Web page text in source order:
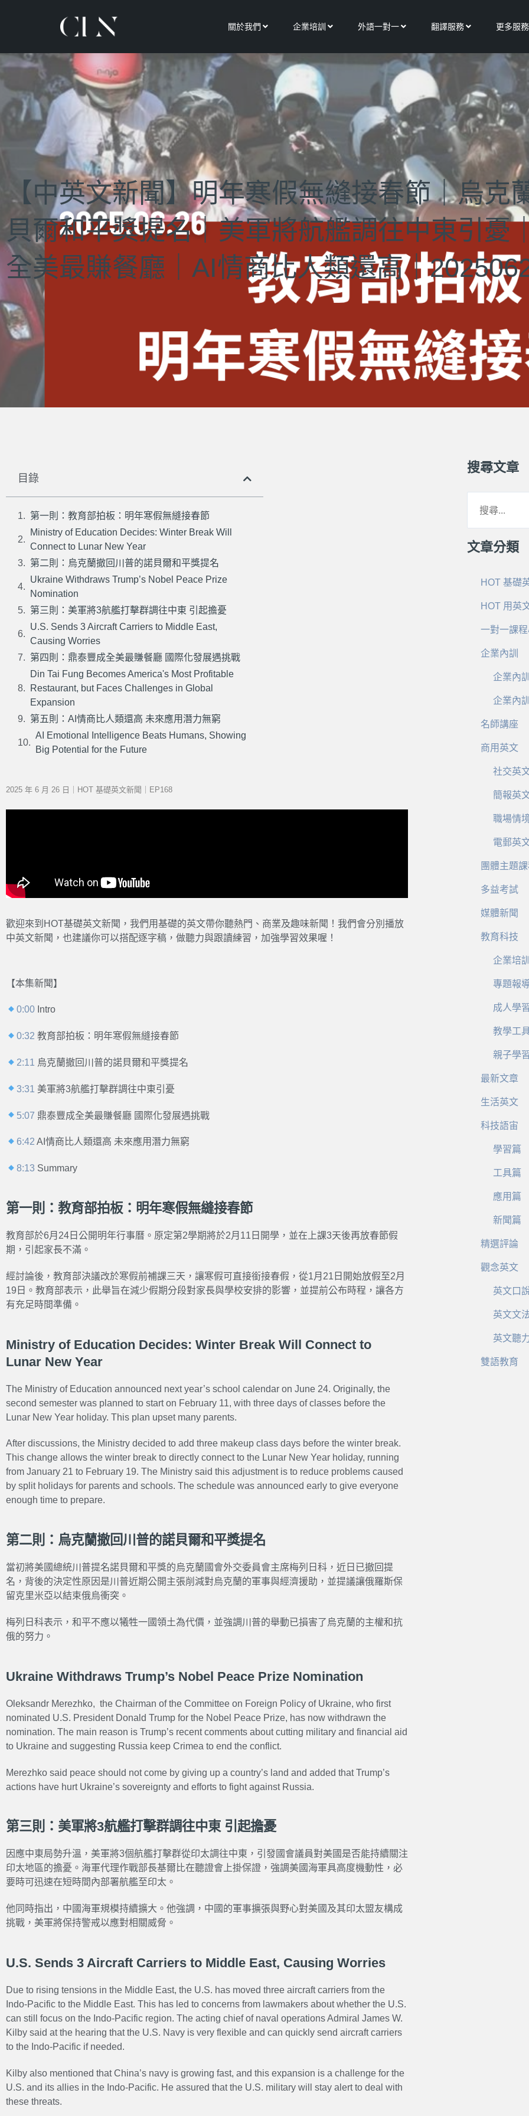
關於我們 Open 關於我們
企業培訓 Open 企業培訓
外語一對一Open 外語一對一
翻譯服務Open 翻譯服務
更多服務
【中英文新聞】明年寒假無縫接春節｜烏克
貝爾和平獎提名｜美軍將航艦調往中東引憂
全美最賺餐廳｜AI情商比人類還高｜
目錄
第一則：教育部拍板：明年寒假無縫接春節
Ministry of Education Decides: Winter Break Will
Connect to Lunar New Year
第二則：烏克蘭撤回川普的諾貝爾和平獎提名
Ukraine Withdraws Trump’s Nobel Peace Prize
Nomination
第三則：美軍將3航艦打擊群調往中東 引起擔憂
U.S. Sends 3 Aircraft Carriers to Middle East,
Causing Worries
第四則：鼎泰豐成全美最賺餐廳 國際化發展遇挑戰
Din Tai Fung Becomes America's Most Profitable
Restaurant, but Faces Challenges in Global
Expansion
第五則：AI情商比人類還高 未來應用潛力無窮
AI Emotional Intelligence Beats Humans, Showing
Big Potential for the Future
2025 年 6 月 26 日｜HOT 基礎英文新聞｜EP168
歡迎來到HOT基礎英文新聞，我們用基礎的英文帶你聽熱門、商業及趣味新聞！我們會分別播放
中英文新聞，也建議你可以搭配逐字稿，做聽力與跟讀練習，加強學習效果喔！
【本集新聞】
0:00 Intro
0:32 教育部拍板：明年寒假無縫接春節
2:11 烏克蘭撤回川普的諾貝爾和平獎提名
3:31 美軍將3航艦打擊群調往中東引憂
5:07 鼎泰豐成全美最賺餐廳 國際化發展遇挑戰
6:42 AI情商比人類還高 未來應用潛力無窮
8:13 Summary
第一則：教育部拍板：明年寒假無縫接春節
教育部於6月24日公開明年行事曆。原定第2學期將於2月11日開學，並在上課3天後再放春節假
期，引起家長不滿。
經討論後，教育部決議改於寒假前補課三天，讓寒假可直接銜接春假，從1月21日開始放假至2月
19日。教育部表示，此舉旨在減少假期分段對家長與學校安排的影響，並提前公布時程，讓各方
有充足時間準備。
Ministry of Education Decides: Winter Break Will Connect to
Lunar New Year
The Ministry of Education announced next year’s school calendar on June 24. Originally, the
second semester was planned to start on February 11, with three days of classes before the
Lunar New Year holiday. This plan upset many parents.
After discussions, the Ministry decided to add three makeup class days before the winter break.
This change allows the winter break to directly connect to the Lunar New Year holiday, running
from January 21 to February 19. The Ministry said this adjustment is to reduce problems caused
by split holidays for parents and schools. The schedule was announced early to give everyone
enough time to prepare.
第二則：烏克蘭撤回川普的諾貝爾和平獎提名
當初將美國總統川普提名諾貝爾和平獎的烏克蘭國會外交委員會主席梅列日科，近日已撤回提
名，背後的決定性原因是川普近期公開主張削減對烏克蘭的軍事與經濟援助，並提議讓俄羅斯保
留克里米亞以結束俄烏衝突。
梅列日科表示，和平不應以犧牲一國領土為代價，並強調川普的舉動已損害了烏克蘭的主權和抗
俄的努力。
Ukraine Withdraws Trump’s Nobel Peace Prize Nomination
Oleksandr Merezhko, the Chairman of the Committee on Foreign Policy of Ukraine, who first
nominated U.S. President Donald Trump for the Nobel Peace Prize, has now withdrawn the
nomination. The main reason is Trump’s recent comments about cutting military and financial aid
to Ukraine and suggesting Russia keep Crimea to end the conflict.
Merezhko said peace should not come by giving up a country’s land and added that Trump’s
actions have hurt Ukraine’s sovereignty and efforts to fight against Russia.
第三則：美軍將3航艦打擊群調往中東 引起擔憂
因應中東局勢升溫，美軍將3個航艦打擊群從印太調往中東，引發國會議員對美國是否能持續關注
印太地區的擔憂。海軍代理作戰部長基爾比在聽證會上掛保證，強調美國海軍具高度機動性，必
要時可迅速在短時間內部署航艦至印太。
他同時指出，中國海軍規模持續擴大。他強調，中國的軍事擴張與野心對美國及其印太盟友構成
挑戰，美軍將保持警戒以應對相關威脅。
U.S. Sends 3 Aircraft Carriers to Middle East, Causing Worries
Due to rising tensions in the Middle East, the U.S. has moved three aircraft carriers from the
Indo-Pacific to the Middle East. This has led to concerns from lawmakers about whether the U.S.
can still focus on the Indo-Pacific region. The acting chief of naval operationsAdmiral James W.
Kilby said at the hearing that the U.S. Navy is very flexible and can quickly send aircraft carriers
to the Indo-Pacific if needed.
Kilby also mentioned that China’s navy is growing fast, and this expansion is a challenge for the
U.S. and its allies in the Indo-Pacific. He assured that the U.S. military will stay alert to deal with
these threats.
搜尋文章
文章分類
HOT 基礎
HOT 用英
一對一課
企業內訓
企業內
企業內
名師講座
商用英文
社交英
簡報英
職場情
電郵英
團體主題
多益考試
媒體新聞
教育科技
企業培
專題報
成人學
教學工
親子學
最新文章
生活英文
科技語宙
學習篇
工具篇
應用篇
新聞篇
精選評論
觀念英文
英文口
英文文
英文聽
雙語教育